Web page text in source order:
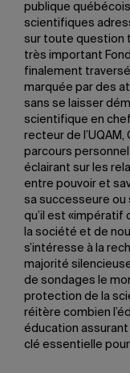
publique
scientifiques
sur toute question
très important
finalement
marquée par des
sans se laisser
scientifique en chef
recteur de
parcours
éclairant sur les
entre pouvoir et
sa successeure ou
qu’il est «impératif
la société et de
s’intéresse à la
majorité
de sondages le
protection de la
réitère combien
éducation
clé essentielle pour